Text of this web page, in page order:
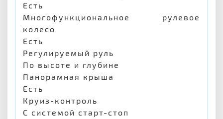
Есть
Многофункциональное рулевое
колесо
Есть
Регулируемый руль
По высоте и глубине
Панорамная крыша
Есть
Круиз-контроль
С системой старт-стоп